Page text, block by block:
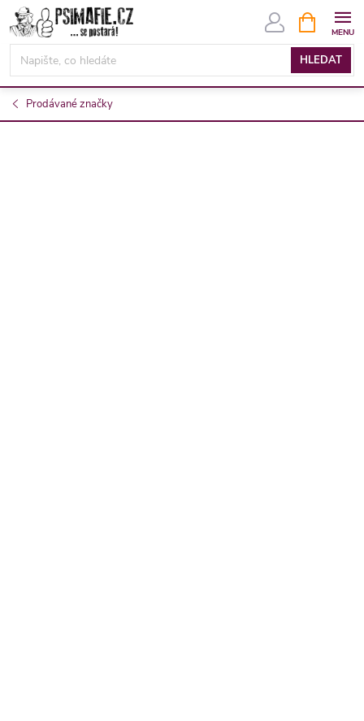
Přejít
na
obsah
HLEDAT
NÁKUPNÍ
KOŠÍK
Prodávané značky